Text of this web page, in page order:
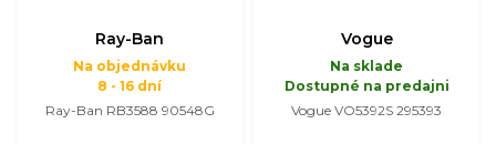
Ray-Ban
Na objednávku
8 - 16 dní
Ray-Ban RB3588 90548G
Vogue
Na sklade
Dostupné na predajni
Vogue VO5392S 295393